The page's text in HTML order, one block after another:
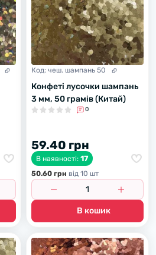
Код: чеш. шампань 50
Конфеті лусочки шампань
3 мм, 50 грамів (Китай)
0
59.40 грн
В наявності: 17
50.60 грн вiд 10 шт
В кошик